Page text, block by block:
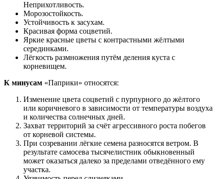
Неприхотливость.
Морозостойкость.
Устойчивость к засухам.
Красивая форма соцветий.
Яркие красные цветы с контрастными жёлтыми
серединками.
Лёгкость размножения путём деления куста с
корневищем.
К минусам «Паприки» относятся:
Изменение цвета соцветий с пурпурного до жёлтого
или коричневого в зависимости от температуры воздуха
и количества солнечных дней.
Захват территорий за счёт агрессивного роста побегов
от корневой системы.
При созревании лёгкие семена разносятся ветром. В
результате самосева тысячелистник обыкновенный
может оказаться далеко за пределами отведённого ему
участка.